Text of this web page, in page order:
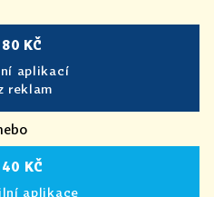
KČ
aplikací
reklam
KČ
aplikace